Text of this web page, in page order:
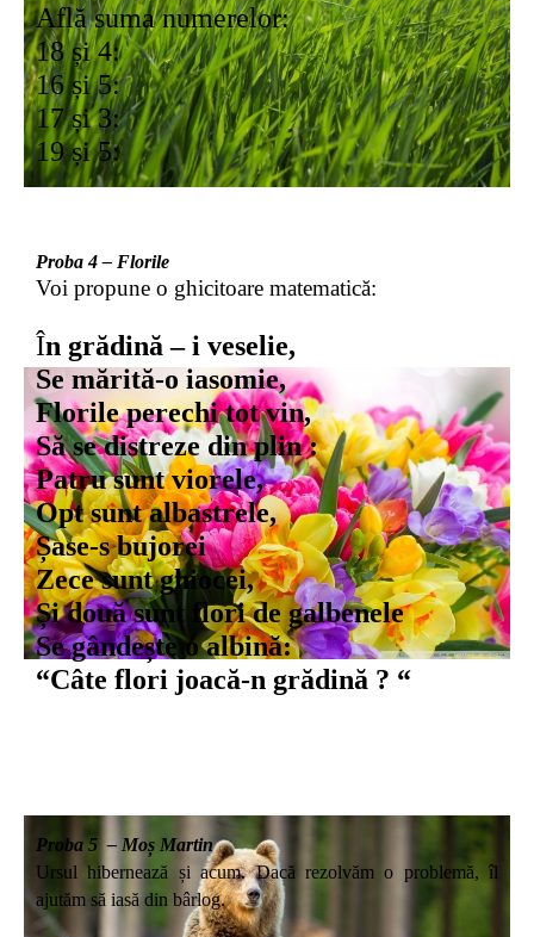
Află suma numerelor:
18 și 4:
16 și 5:
17 și 3:
19 și 5:
Proba 4 – Florile
Voi propune o ghicitoare matematică:
În grădină – i veselie,
Se mărită-o iasomie,
Florile perechi tot vin,
Să se distreze din plin :
Patru sunt viorele,
Opt sunt albastrele,
Șase-s bujorei
Zece sunt ghiocei,
Și două sunt flori de galbenele
Se gândește o albină:
“Câte flori joacă-n grădină ? “
Proba 5 – Moș Martin
Ursul hibernează și acum. Dacă rezolvăm o problemă, îl
ajutăm să iasă din bârlog.